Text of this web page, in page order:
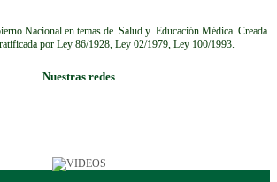
Nacional en temas de Salud y Educación Médica. Creada
por Ley 86/1928, Ley 02/1979, Ley 100/1993.
Nuestras redes